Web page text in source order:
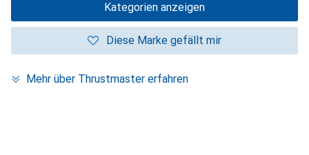
Kategorien anzeigen
Diese Marke gefällt mir
Mehr über Thrustmaster erfahren